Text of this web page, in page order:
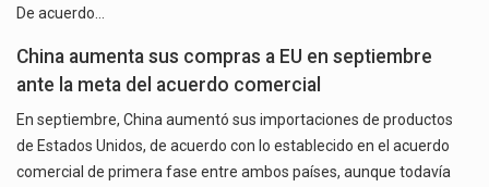
De acuerdo…
China aumenta sus compras a EU en septiembre
ante la meta del acuerdo comercial
En septiembre, China aumentó sus importaciones de productos
de Estados Unidos, de acuerdo con lo establecido en el acuerdo
comercial de primera fase entre ambos países, aunque todavía